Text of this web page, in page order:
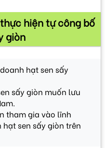
hiện tự công bố
giòn
hạt sen sấy
sấy giòn muốn lưu
tham gia vào lĩnh
sen sấy giòn trên